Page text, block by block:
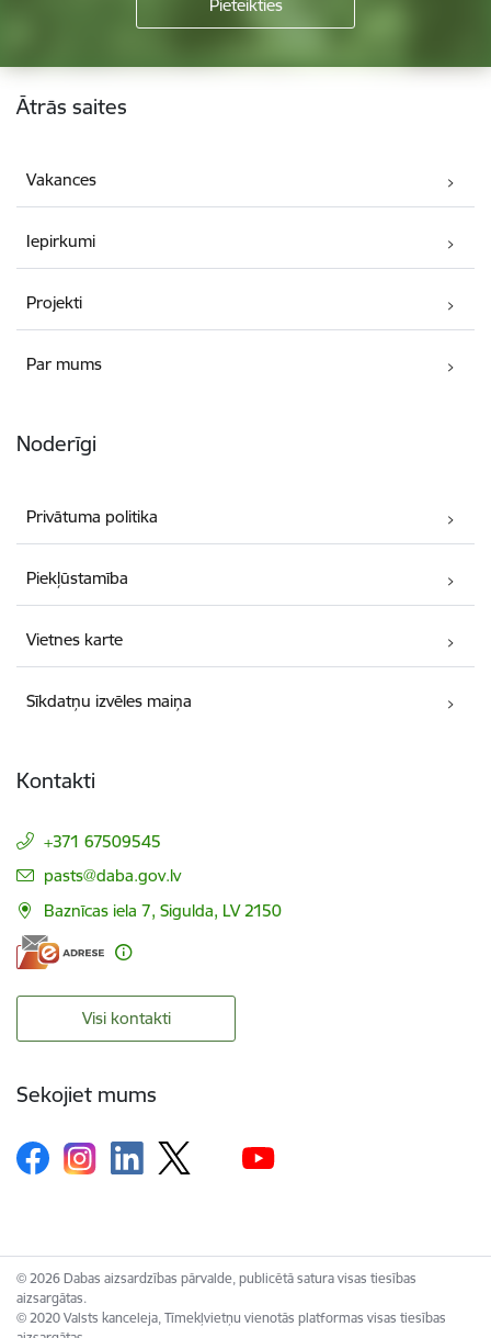
Kājene
Ātrās saites
Vakances
Iepirkumi
Projekti
Par mums
Noderīgi
Privātuma politika
Piekļūstamība
Vietnes karte
Sīkdatņu izvēles maiņa
Kontakti
+371 67509545
E-pasts:
pasts@daba.gov.lv
Baznīcas iela 7, Sigulda, LV 2150
Visi kontakti
Sekojiet mums
© 2026 Dabas aizsardzības pārvalde, publicētā satura visas tiesības
aizsargātas.
© 2020 Valsts kanceleja, Tīmekļvietņu vienotās platformas visas tiesības